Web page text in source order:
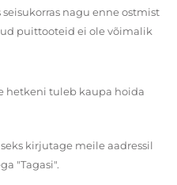
nagu enne ostmist
puittooteid ei ole võimalik
hetkeni tuleb kaupa hoida
kirjutage meile aadressil
"Tagasi".